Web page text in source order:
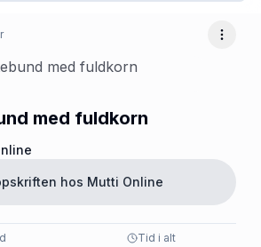
Flere
med fuldkorn
hos Mutti Online
Tid i alt